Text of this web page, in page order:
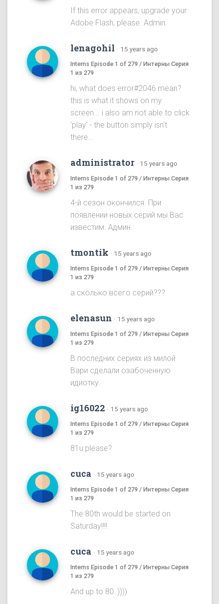
If this error appears, upgrade your
Adobe Flash, please. Admin.
lenagohil · 15 years ago
Interns Episode 1 of 279 / Интерны Серия
1 из 279
hi, what does error#2046 mean?
this is what it shows on my
screen... i also am not able to click
'play' - the button simply isn't
there...
administrator · 15 years ago
Interns Episode 1 of 279 / Интерны Серия
1 из 279
4-й сезон окончился. При
появлении новых серий мы Вас
известим. Админ.
tmontik · 15 years ago
Interns Episode 1 of 279 / Интерны Серия
1 из 279
а сколько всего серий???
elenasun · 15 years ago
Interns Episode 1 of 279 / Интерны Серия
1 из 279
В последних сериях из милой
Вари сделали озабоченную
идиотку.
ig16022 · 15 years ago
Interns Episode 1 of 279 / Интерны Серия
1 из 279
81u please?
cuca · 15 years ago
Interns Episode 1 of 279 / Интерны Серия
1 из 279
The 80th would be started on
Saturday!!!!
cuca · 15 years ago
Interns Episode 1 of 279 / Интерны Серия
1 из 279
And up to 80 :))))